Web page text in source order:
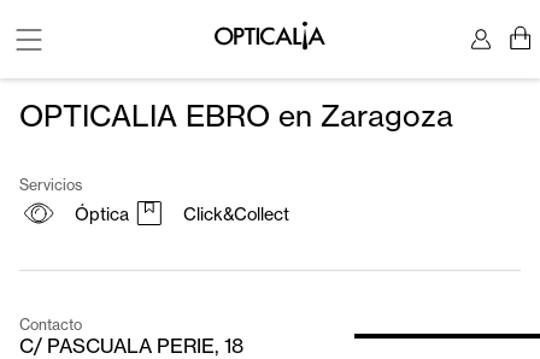
OPTICALIA EBRO en Zaragoza
Servicios
Óptica Click&Collect
Contacto
C/ PASCUALA PERIE, 18